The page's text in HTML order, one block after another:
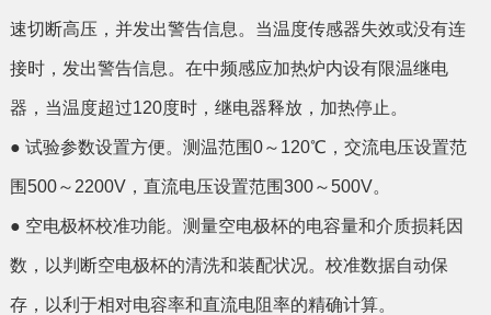
速切断高压，并发出警告信息。当温度传感器失效或没有连
接时，发出警告信息。在中频感应加热炉内设有限温继电
器，当温度超过120度时，继电器释放，加热停止。
● 试验参数设置方便。 测温范围0～120℃，交流电压设置范
围500～2200V，直流电压设置范围300～500V。
● 空电极杯校准功能。测量空电极杯的电容量和介质损耗因
数，以判断空电极杯的清洗和装配状况。校准数据自动保
存，以利于相对电容率和直流电阻率的精确计算。